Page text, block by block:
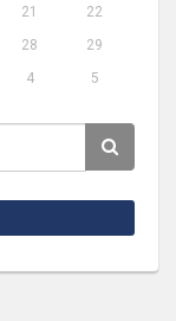
21
22
28
29
4 5